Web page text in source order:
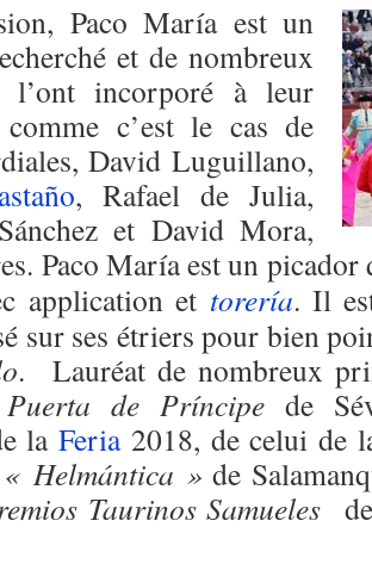
Paco María est un
et de nombreux
l’ont incorporé à leur
c’est le cas de
David Luguillano,
, Rafael de Julia,
et David Mora,
Paco María est un
application et torería. Il
sur ses étriers pour bien
. Lauréat de nombreux
Puerta de Príncipe de
laFeria2018, de celui de
Helmántica » de
Taurinos Samueles